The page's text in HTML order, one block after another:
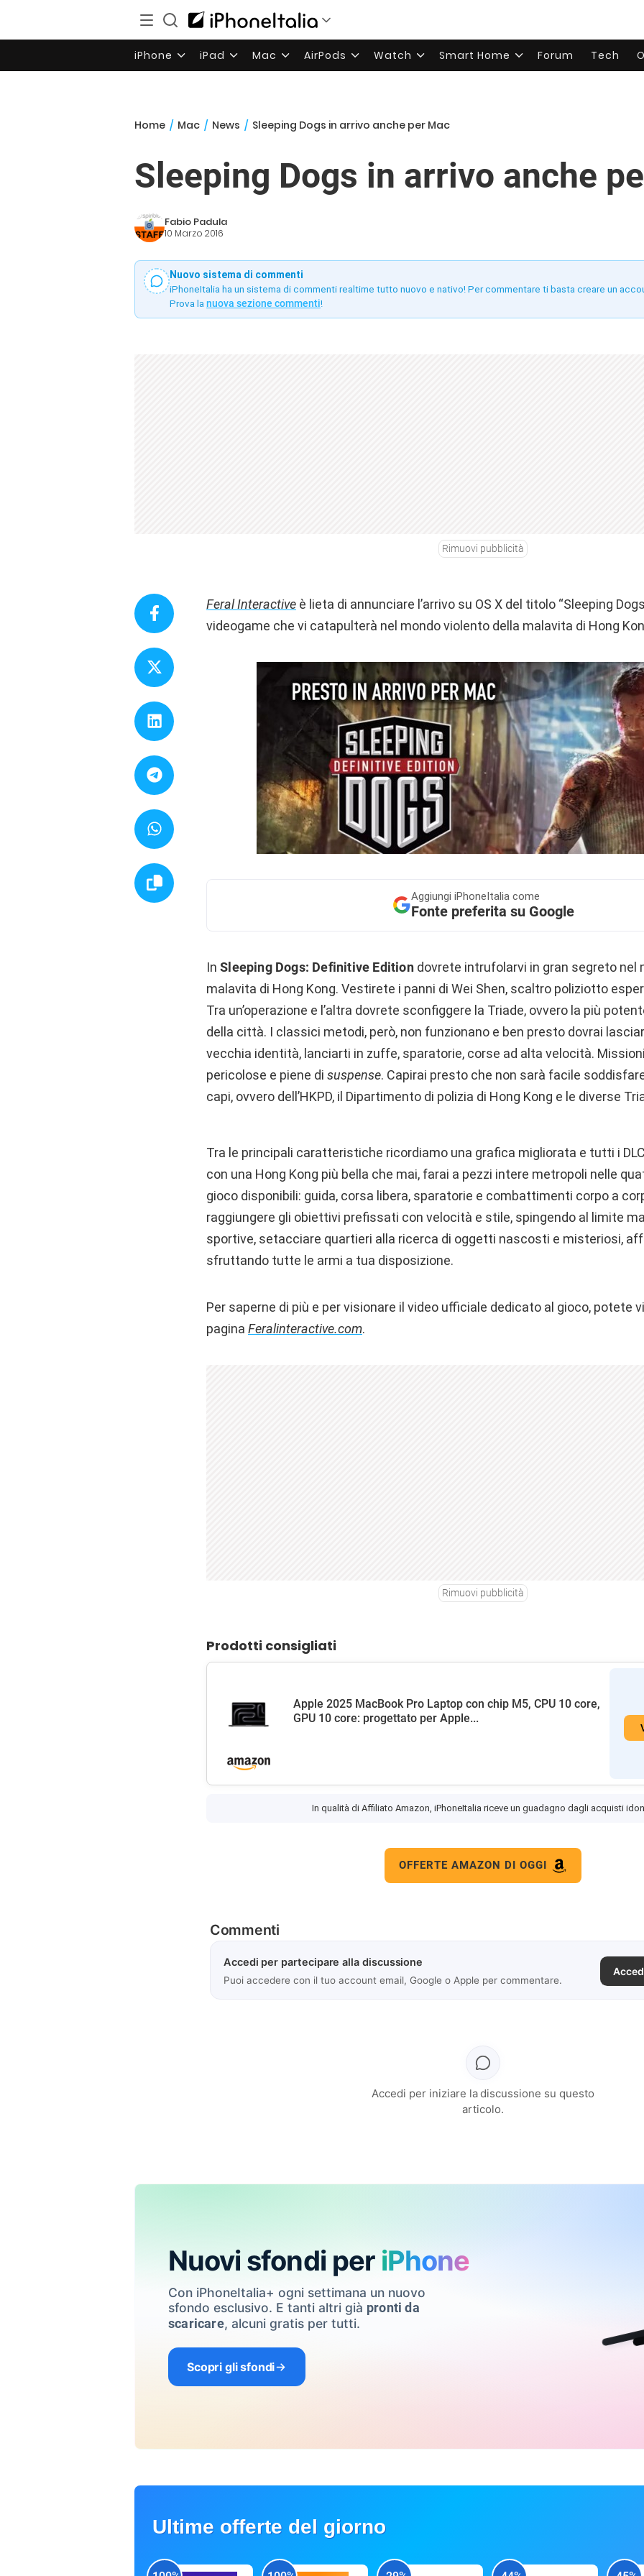
iPhone iPad Mac AirPods Watch Smart Home Forum Tech
Home / Mac / News / Sleeping Dogs in arrivo anche per Mac
Sleeping Dogs in arrivo anche
Fabio Padula
10 Marzo 2016
Nuovo sistema di commenti
iPhoneItalia ha un sistema di commenti realtime tutto nuovo e nativo! Per commentare ti basta creare un
Prova la nuova sezione commenti!
Rimuovi pubblicità
Feral Interactive è lieta di annunciare l’arrivo su OS X del titolo “Sleeping
videogame che vi catapulterà nel mondo violento della malavita di Hong
Aggiungi iPhoneItalia come
Fonte preferita su Google
In Sleeping Dogs: Definitive Editiondovrete intrufolarvi in gran segreto nel
malavita di Hong Kong. Vestirete i panni di Wei Shen, scaltro poliziotto
Tra un’operazione e l’altra dovrete sconfiggere la Triade, ovvero la più
della città. I classici metodi, però, non funzionano e ben presto dovrai
vecchia identità, lanciarti in zuffe, sparatorie, corse ad alta velocità.
pericolose e piene di suspense. Capirai presto che non sarà facile
capi, ovvero dell’HKPD, il Dipartimento di polizia di Hong Kong e le diverse
Tra le principali caratteristiche ricordiamo una grafica migliorata e tutti i
con una Hong Kong più bella che mai, farai a pezzi intere metropoli nelle
gioco disponibili: guida, corsa libera, sparatorie e combattimenti corpo a
raggiungere gli obiettivi prefissati con velocità e stile, spingendo al limite
sportive, setacciare quartieri alla ricerca di oggetti nascosti e misteriosi,
sfruttando tutte le armi a tua disposizione.
Per saperne di più e per visionare il video ufficiale dedicato al gioco, potete
pagina Feralinteractive.com.
Rimuovi pubblicità
Prodotti consigliati
Apple 2025 MacBook Pro Laptop con chip M5, CPU 10 core,
GPU 10 core: progettato per Apple...
In qualità di Affiliato Amazon, iPhoneItalia riceve un guadagno dagli acquisti
OFFERTE AMAZON DI OGGI
Commenti
Accedi per partecipare alla discussione
Puoi accedere con il tuo account email, Google o Apple per commentare.
Accedi per iniziare la discussione su questo
articolo.
Nuovi sfondi per iPhone
Con iPhoneItalia+ ogni settimana un nuovo
sfondo esclusivo. E tanti altri già pronti da
scaricare, alcuni gratis per tutti.
Scopri gli sfondi
Ultime offerte del giorno